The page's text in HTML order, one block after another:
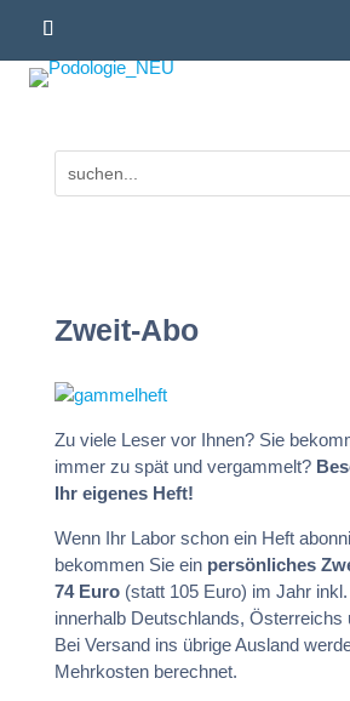
Zweit-Abo
Zu viele Leser vor Ihnen? Sie
immer zu spät und vergammelt?
Ihr eigenes Heft!
Wenn Ihr Labor schon ein Heft
bekommen Sie ein persönliches
74 Euro(statt 105 Euro) im Jahr
innerhalb Deutschlands, Österreichs
Bei Versand ins übrige Ausland
Mehrkosten berechnet.